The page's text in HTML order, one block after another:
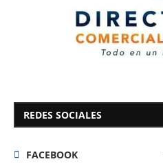
REDES SOCIALES
FACEBOOK